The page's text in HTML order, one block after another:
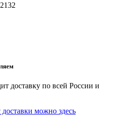
доставку по всей России и
можно здесь